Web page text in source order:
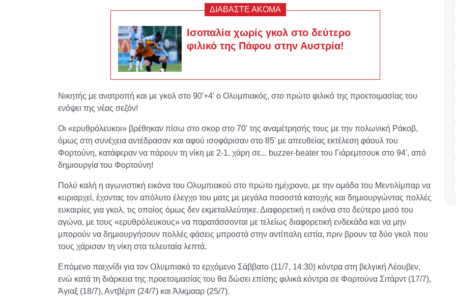
ΔΙΑΒΑΣΤΕ ΑΚΟΜΑ
Ισοπαλία χωρίς γκολ στο δεύτερο
φιλικό της Πάφου στην Αυστρία!
Νικητής με ανατροπή και με γκολ στο 90'+4' ο Ολυμπιακός, στο πρώτο φιλικό της προετοιμασίας του
ενόψει της νέας σεζόν!
Οι «ερυθρόλευκοι» βρέθηκαν πίσω στο σκορ στο 70' της αναμέτρησής τους με την πολωνική Ράκοβ,
όμως στη συνέχεια αντέδρασαν και αφού ισοφάρισαν στο 85' με απευθείας εκτέλεση φάουλ του
Φορτούνη, κατάφεραν να πάρουν τη νίκη με 2-1, χάρη σε... buzzer-beater του Γιάρεμτσουκ στο 94', από
δημιουργία του Φορτούνη!
Πολύ καλή η αγωνιστική εικόνα του Ολυμπιακού στο πρώτο ημίχρονο, με την ομάδα του Μεντιλίμπαρ να
κυριαρχεί, έχοντας τον απόλυτο έλεγχο του ματς με μεγάλα ποσοστά κατοχής και δημιουργώντας πολλές
ευκαιρίες για γκολ, τις οποίος όμως δεν εκμεταλλεύτηκε. Διαφορετική η εικόνα στο δεύτερο μισό του
αγώνα, με τους «ερυθρόλευκους» να παρατάσσονται με τελείως διαφορετική ενδεκάδα και να μην
μπορούν να δημιουργήσουν πολλές φάσεις μπροστά στην αντίπαλη εστία, πριν βρουν τα δύο γκολ που
τους χάρισαν τη νίκη στα τελευταία λεπτά.
Επόμενο παιχνίδι για τον Ολυμπιακό το ερχόμενο Σάββατο (11/7, 14:30) κόντρα στη βελγική Λέουβεν,
ενώ κατά τη διάρκεια της προετοιμασίας του θα δώσει επίσης φιλικά κόντρα σε Φορτούνα Σιτάρντ (17/7),
Άγιαξ (18/7), Αντβέρπ (24/7) και Άλκμααρ (25/7).